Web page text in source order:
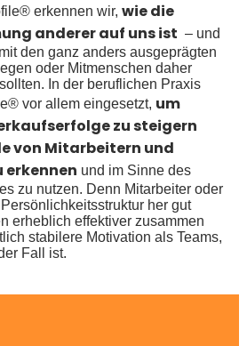
erkennen wir, wie die
anderer auf uns ist – und
den ganz anders ausgeprägten
oder Mitmenschen daher
In der beruflichen Praxis
vor allem eingesetzt, um
zu steigern
von Mitarbeitern und
erkennen und im Sinne des
zu nutzen. Denn Mitarbeiter oder
her gut
erheblich effektiver zusammen
stabilere Motivation als Teams,
Fall ist.